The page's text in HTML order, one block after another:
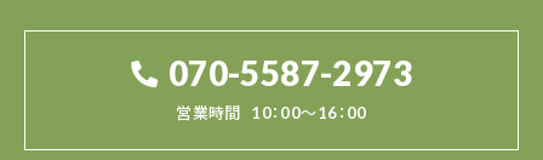
070-5587-2973
営業時間 10：00～16：00